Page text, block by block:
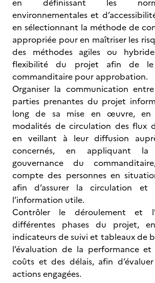
en définissant les
environnementales et
en sélectionnant la méthode de
appropriée pour en maîtriser les
des méthodes agiles ou
flexibilité du projet afin de le
commanditaire pour approbation.
Organiser la communication
parties prenantes du projet
long de sa mise en œuvre, en
modalités de circulation des flux
en veillant à leur diffusion
concernés, en appliquant
gouvernance du
compte des personnes en
afin d’assurer la circulation
l’information utile.
Contrôler le déroulement et
différentes phases du projet,
indicateurs de suivi et tableaux de
l’évaluation de la performance
coûts et des délais, afin
actions engagées.